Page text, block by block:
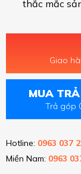
thắc mắc
Giao
MUA
Trả góp
Hotline: 0963 037
Miền Nam: 0963